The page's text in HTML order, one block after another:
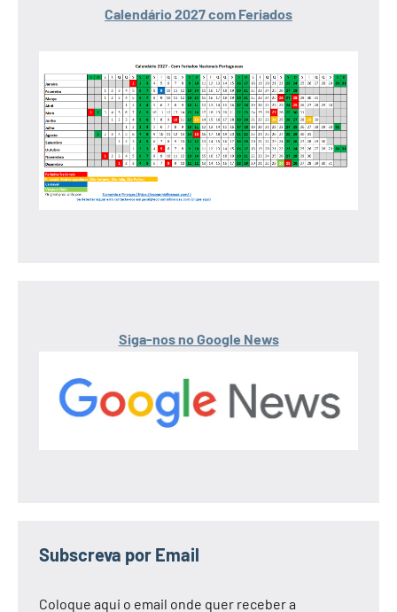
Calendário 2027 com Feriados
Siga-nos no Google News
Subscreva por Email
Coloque aqui o email onde quer receber a